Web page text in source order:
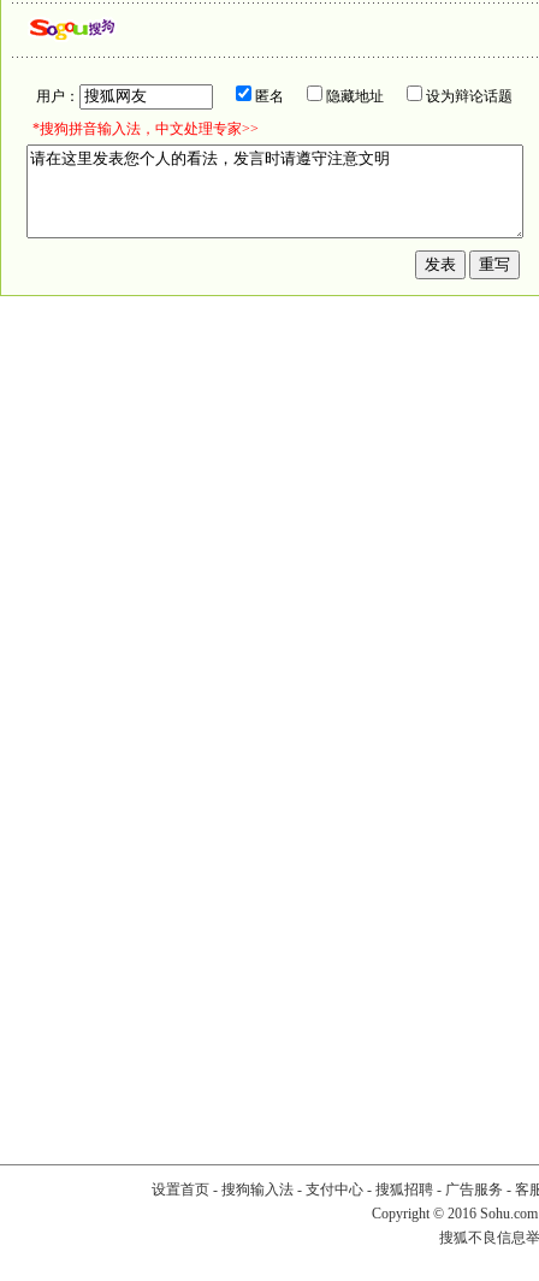
用户： 匿名 隐藏地址
设为辩论话题
*搜狗拼音输入法，中文处理专家>>
设置首页- 搜狗输入法- 支付中心- 搜狐招聘- 广告服务 - 客
Copyright © 2016
搜狐不良信息